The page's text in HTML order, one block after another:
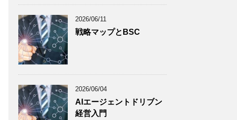
2026/06/11
戦略マップとBSC
2026/06/04
AIエージェントドリブン
経営入門